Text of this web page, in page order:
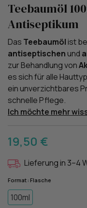
Teebaumöl
Antiseptikum
Das Teebaumöl ist
antiseptischen und
zur Behandlung von
es sich für alle
ein unverzichtbares
schnelle Pflege.
Ich möchte mehr
19,50 €
Lieferung in 3–4
Format : Flasche
100ml